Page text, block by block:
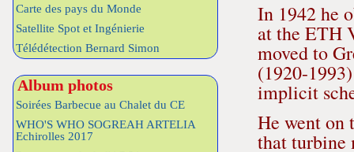
Carte des pays du Monde
Satellite Spot et Ingénierie
Télédétection Bernard Simon
Album photos
Soirées Barbecue au Chalet du CE
WHO'S WHO SOGREAH ARTELIA
Echirolles 2017
In 1942 he
at the ETH
moved to
(1920-
implicit
He went on
that turbine